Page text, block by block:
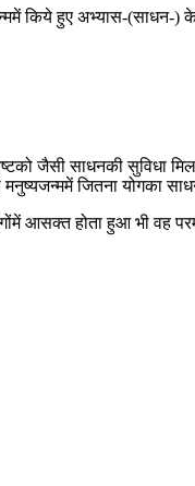
किये हुए अभ्यास-(साधन-)
जैसी साधनकी सुविधा
जितना योगका
होता हुआ भी वह